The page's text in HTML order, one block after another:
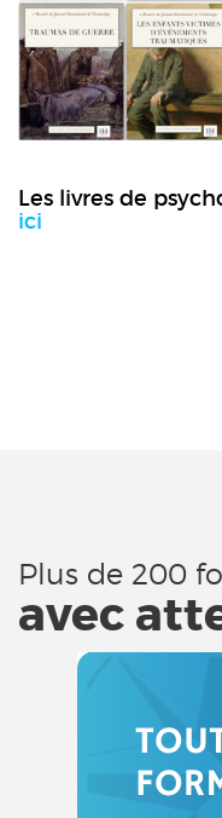
Les livres de
ici
Plus de 200
avec